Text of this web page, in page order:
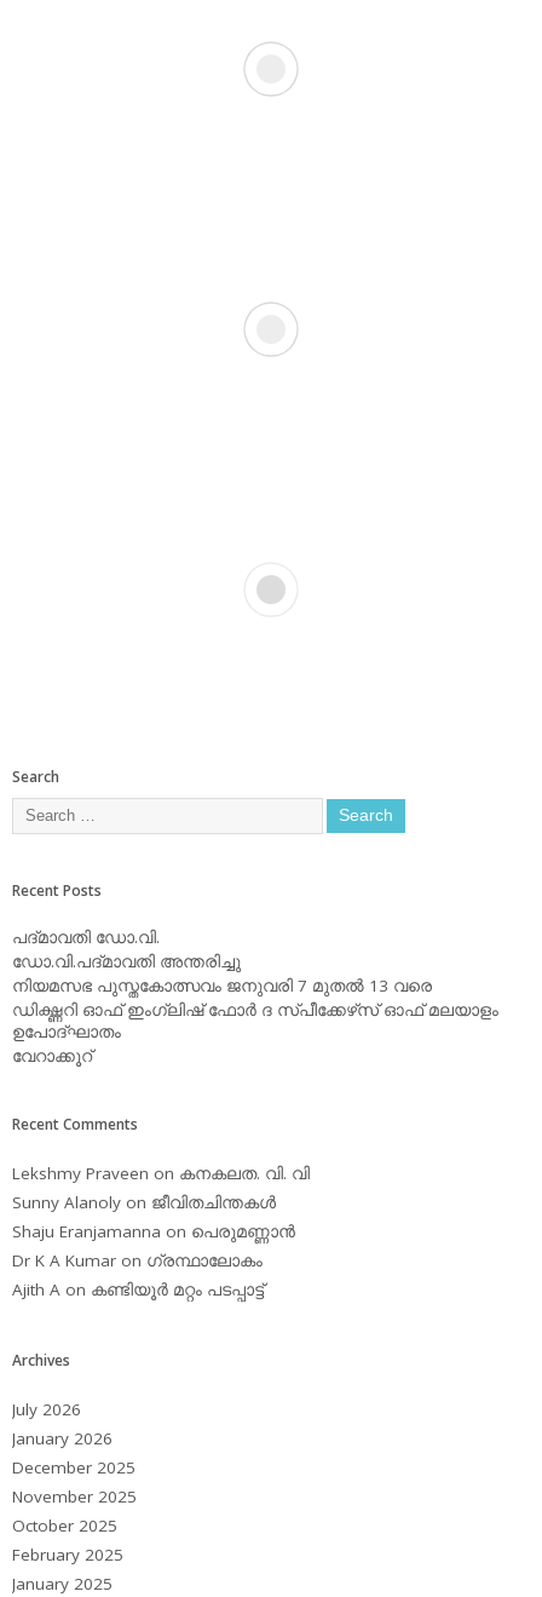
Search
Recent Posts
പദ്മാവതി ഡോ.വി.
ഡോ.വി.പദ്മാവതി അന്തരിച്ചു
നിയമസഭ പുസ്തകോത്സവം ജനുവരി 7 മുതല്‍ 13 വരെ
ഡിക്ഷ്ണറി ഓഫ് ഇംഗ്ലിഷ് ഫോര്‍ ദ സ്പീക്കേഴ്‌സ് ഓഫ് മലയാളം
ഉപോദ്ഘാതം
വേറാക്കൂറ്
Recent Comments
Lekshmy Praveen on കനകലത. വി. വി
Sunny Alanoly on ജീവിതചിന്തകള്‍
Shaju Eranjamanna on പെരുമണ്ണാന്‍
Dr K A Kumar on ഗ്രന്ഥാലോകം
Ajith A on കണ്ടിയൂര്‍ മറ്റം പടപ്പാട്ട്‌
Archives
July 2026
January 2026
December 2025
November 2025
October 2025
February 2025
January 2025